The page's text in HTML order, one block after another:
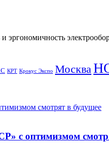
эргономичность
КРТ Крокус Экспо Москва
смотрят в будущее
с оптимизмом